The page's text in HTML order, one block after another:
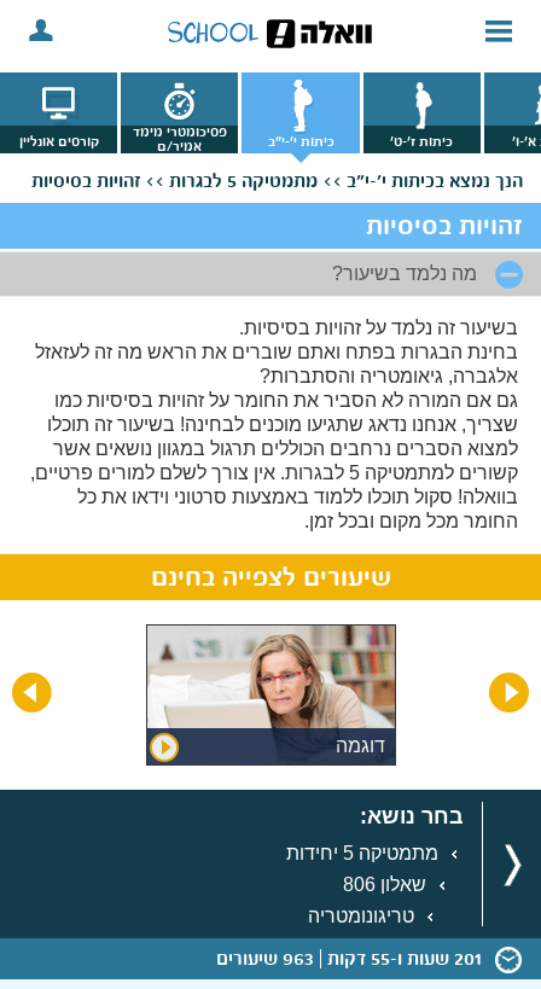
א'-ו' כיתות ז'-ט' כיתות י'-י"ב
פסיכומטרי מימד
אמיר/ם
קורסים אונליין
הנך נמצא בכיתות י'-י"ב >> מתמטיקה 5 לבגרות >> זהויות בסיסיות
זהויות בסיסיות
מה נלמד בשיעור?
בשיעור זה נלמד על זהויות בסיסיות.
בחינת הבגרות בפתח ואתם שוברים את הראש מה זה לעזאזל
אלגברה, גיאומטריה והסתברות?
גם אם המורה לא הסביר את החומר על זהויות בסיסיות כמו
שצריך, אנחנו נדאג שתגיעו מוכנים לבחינה! בשיעור זה תוכלו
למצוא הסברים נרחבים הכוללים תרגול במגוון נושאים אשר
קשורים למתמטיקה 5 לבגרות. אין צורך לשלם למורים פרטיים,
בוואלה! סקול תוכלו ללמוד באמצעות סרטוני וידאו את כל
החומר מכל מקום ובכל זמן.
שיעורים לצפייה בחינם
דוגמה
בחר נושא:
מתמטיקה 5 יחידות
שאלון 806
טריגונומטריה
201 שעות ו-55 דקות 963 שיעורים